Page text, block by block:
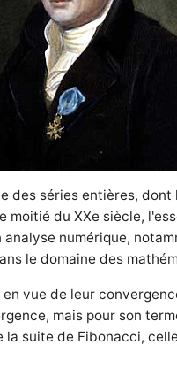
des séries entières,
moitié du XXe siècle,
numérique,
le domaine des
vue de leur
mais pour son
suite de Fibonacci,